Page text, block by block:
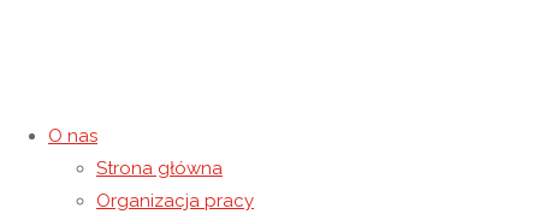
O nas
Strona główna
Organizacja pracy
Ta piosenka jest dla Mamy